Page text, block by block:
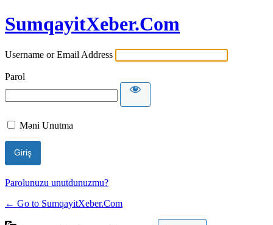
SumqayitXeber.Com
Username or Email Address
Parol
Məni Unutma
Parolunuzu unutdunuzmu?
← Go to SumqayitXeber.Com